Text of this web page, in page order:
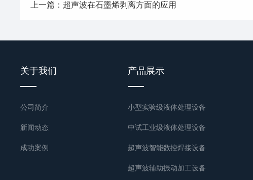
上一篇：超声波在石墨烯剥离方面的应用
关于我们
公司简介
新闻动态
成功案例
产品展示
小型实验级液体处理设备
中试工业级液体处理设备
超声波智能数控焊接设备
超声波辅助振动加工设备